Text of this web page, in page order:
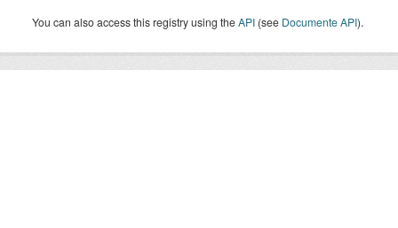
You can also access this registry using theAPI (see Documente API).